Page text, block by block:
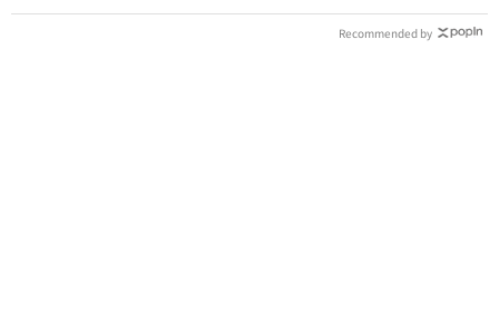
Recommended by